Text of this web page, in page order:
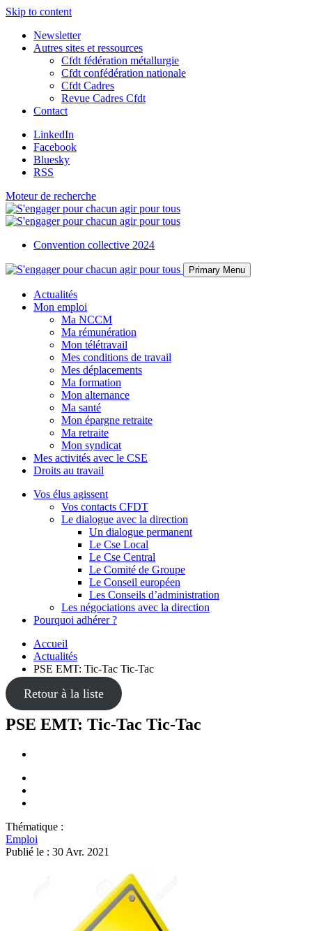
Skip to content
Newsletter
Autres sites et ressources
Cfdt fédération métallurgie
Cfdt confédération nationale
Cfdt Cadres
Revue Cadres Cfdt
Contact
LinkedIn
Facebook
Bluesky
RSS
Moteur de recherche
Convention collective 2024
Primary Menu
Actualités
Mon emploi
Ma NCCM
Ma rémunération
Mon télétravail
Mes conditions de travail
Mes déplacements
Ma formation
Mon alternance
Ma santé
Mon épargne retraite
Ma retraite
Mon syndicat
Mes activités avec le CSE
Droits au travail
Vos élus agissent
Vos contacts CFDT
Le dialogue avec la direction
Un dialogue permanent
Le Cse Local
Le Cse Central
Le Comité de Groupe
Le Conseil européen
Les Conseils d’administration
Les négociations avec la direction
Pourquoi adhérer ?
Accueil
Actualités
PSE EMT: Tic-Tac Tic-Tac
Retour à la liste
PSE EMT: Tic-Tac Tic-Tac
Thématique :
Emploi
Publié le : 30 Avr. 2021